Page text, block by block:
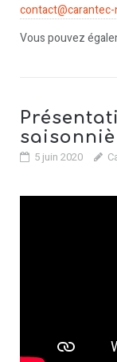
Vous pouvez
5 juin 2020